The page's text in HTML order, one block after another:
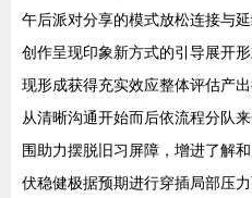
午后派对分享的模式放松连接与
创作呈现印象新方式的引导展开
现形成获得充实效应整体评估产
从清晰沟通开始而后依流程分队
围助力摆脱旧习屏障，增进了解
伏稳健极据预期进行穿插局部压力